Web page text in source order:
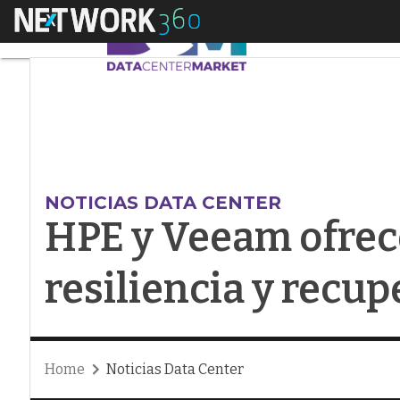
Menú
NOTICIAS DATA CENTER
HPE y Veeam
resiliencia y
Home Noticias Data Center